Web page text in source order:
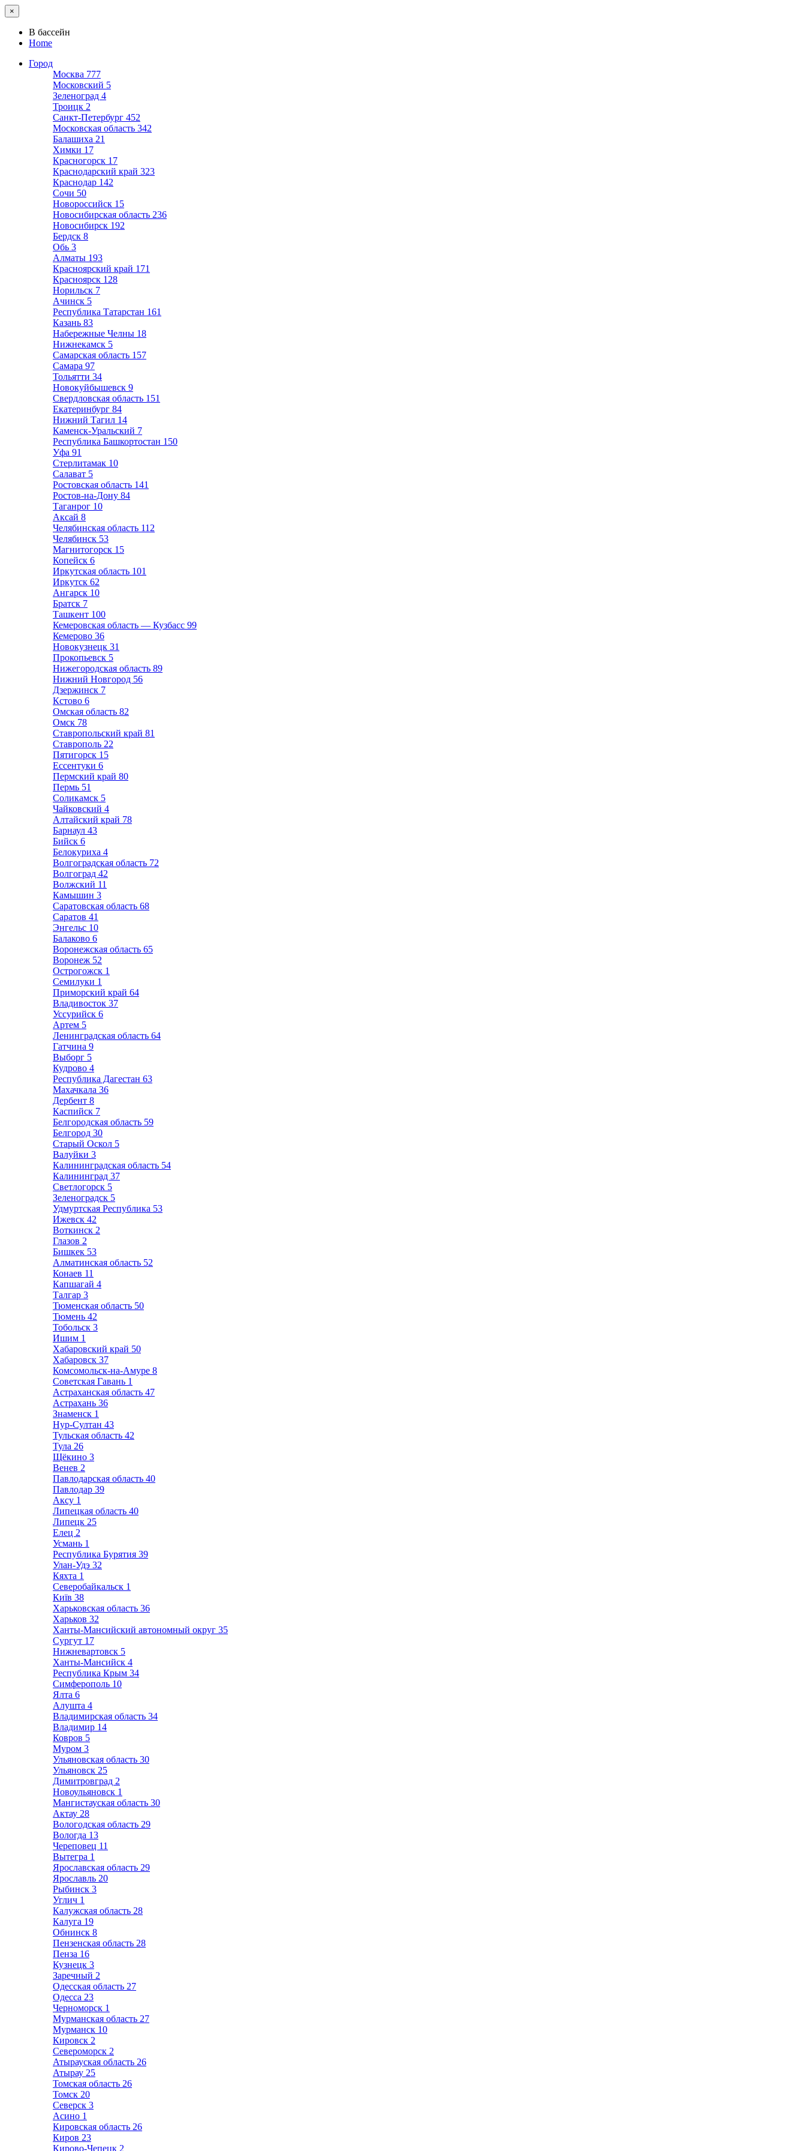
×
В бассейн
Home
Город
Москва 777
Московский 5
Зеленоград 4
Троицк 2
Санкт-Петербург 452
Московская область 342
Балашиха 21
Химки 17
Красногорск 17
Краснодарский край 323
Краснодар 142
Сочи 50
Новороссийск 15
Новосибирская область 236
Новосибирск 192
Бердск 8
Обь 3
Алматы 193
Красноярский край 171
Красноярск 128
Норильск 7
Ачинск 5
Республика Татарстан 161
Казань 83
Набережные Челны 18
Нижнекамск 5
Самарская область 157
Самара 97
Тольятти 34
Новокуйбышевск 9
Свердловская область 151
Екатеринбург 84
Нижний Тагил 14
Каменск-Уральский 7
Республика Башкортостан 150
Уфа 91
Стерлитамак 10
Салават 5
Ростовская область 141
Ростов-на-Дону 84
Таганрог 10
Аксай 8
Челябинская область 112
Челябинск 53
Магнитогорск 15
Копейск 6
Иркутская область 101
Иркутск 62
Ангарск 10
Братск 7
Ташкент 100
Кемеровская область — Кузбасс 99
Кемерово 36
Новокузнецк 31
Прокопьевск 5
Нижегородская область 89
Нижний Новгород 56
Дзержинск 7
Кстово 6
Омская область 82
Омск 78
Ставропольский край 81
Ставрополь 22
Пятигорск 15
Ессентуки 6
Пермский край 80
Пермь 51
Соликамск 5
Чайковский 4
Алтайский край 78
Барнаул 43
Бийск 6
Белокуриха 4
Волгоградская область 72
Волгоград 42
Волжский 11
Камышин 3
Саратовская область 68
Саратов 41
Энгельс 10
Балаково 6
Воронежская область 65
Воронеж 52
Острогожск 1
Семилуки 1
Приморский край 64
Владивосток 37
Уссурийск 6
Артем 5
Ленинградская область 64
Гатчина 9
Выборг 5
Кудрово 4
Республика Дагестан 63
Махачкала 36
Дербент 8
Каспийск 7
Белгородская область 59
Белгород 30
Старый Оскол 5
Валуйки 3
Калининградская область 54
Калининград 37
Светлогорск 5
Зеленоградск 5
Удмуртская Республика 53
Ижевск 42
Воткинск 2
Глазов 2
Бишкек 53
Алматинская область 52
Конаев 11
Капшагай 4
Талгар 3
Тюменская область 50
Тюмень 42
Тобольск 3
Ишим 1
Хабаровский край 50
Хабаровск 37
Комсомольск-на-Амуре 8
Советская Гавань 1
Астраханская область 47
Астрахань 36
Знаменск 1
Нур-Султан 43
Тульская область 42
Тула 26
Щёкино 3
Венев 2
Павлодарская область 40
Павлодар 39
Аксу 1
Липецкая область 40
Липецк 25
Елец 2
Усмань 1
Республика Бурятия 39
Улан-Удэ 32
Кяхта 1
Северобайкальск 1
Київ 38
Харьковская область 36
Харьков 32
Ханты-Мансийский автономный округ 35
Сургут 17
Нижневартовск 5
Ханты-Мансийск 4
Республика Крым 34
Симферополь 10
Ялта 6
Алушта 4
Владимирская область 34
Владимир 14
Ковров 5
Муром 3
Ульяновская область 30
Ульяновск 25
Димитровград 2
Новоульяновск 1
Мангистауская область 30
Актау 28
Вологодская область 29
Вологда 13
Череповец 11
Вытегра 1
Ярославская область 29
Ярославль 20
Рыбинск 3
Углич 1
Калужская область 28
Калуга 19
Обнинск 8
Пензенская область 28
Пенза 16
Кузнецк 3
Заречный 2
Одесская область 27
Одесса 23
Черноморск 1
Мурманская область 27
Мурманск 10
Кировск 2
Североморск 2
Атырауская область 26
Атырау 25
Томская область 26
Томск 20
Северск 3
Асино 1
Кировская область 26
Киров 23
Кирово-Чепецк 2